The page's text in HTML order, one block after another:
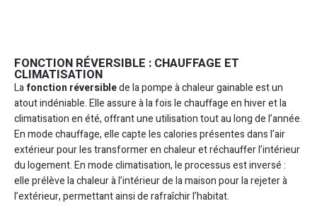
FONCTION RÉVERSIBLE : CHAUFFAGE ET
CLIMATISATION
Lafonction réversiblede la pompe à chaleur gainable est un
atout indéniable. Elle assure à la fois le chauffage en hiver et la
climatisation en été, offrant une utilisation tout au long de l’année.
En mode chauffage, elle capte les calories présentes dans l’air
extérieur pour les transformer en chaleur et réchauffer l’intérieur
du logement. En mode climatisation, le processus est inversé :
elle prélève la chaleur à l’intérieur de la maison pour la rejeter à
l’extérieur, permettant ainsi de rafraîchir l’habitat.